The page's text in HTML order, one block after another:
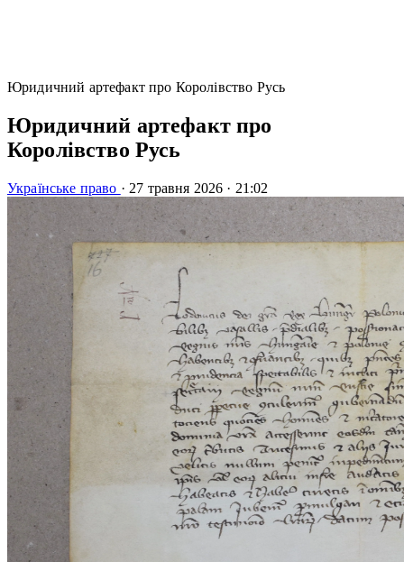
Юридичний артефакт про Королівство Русь
Юридичний артефакт про
Королівство Русь
Українське право · 27 травня 2026 · 21:02